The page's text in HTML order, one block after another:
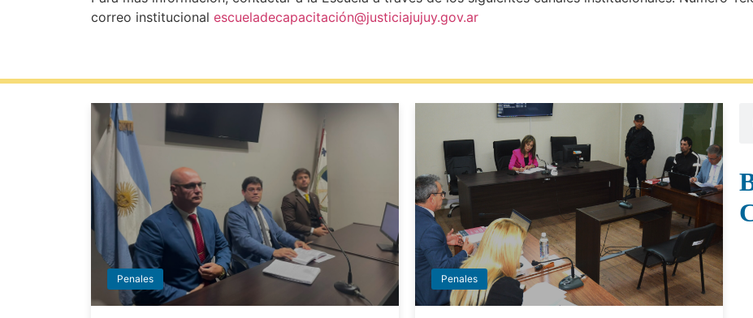
correo institucional escueladecapacitación@justiciajujuy.gov.ar
Penales Penales